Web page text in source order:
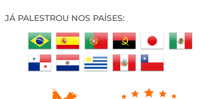
JÁ PALESTROU NOS PAÍSES: